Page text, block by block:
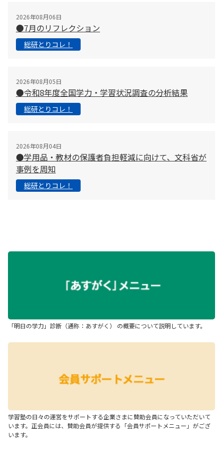
2026年08月06日
●7月のリフレクション
総研とりコレ！
2026年08月05日
●令和8年度全国学力・学習状況調査の分析結果
総研とりコレ！
2026年08月04日
●学用品・教材の保護者負担軽減に向けて、文科省が
事例を周知
総研とりコレ！
「明日の学力」診断（通称：あすがく） の概要について説明しています。
学習塾の日々の運営をサポートする企業さまに賛助会員になっていただいて
います。正会員には、賛助会員が提供する「会員サポートメニュー」がござ
います。